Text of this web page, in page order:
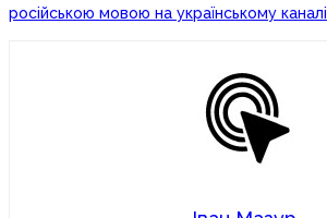
російською мовою на українському каналі